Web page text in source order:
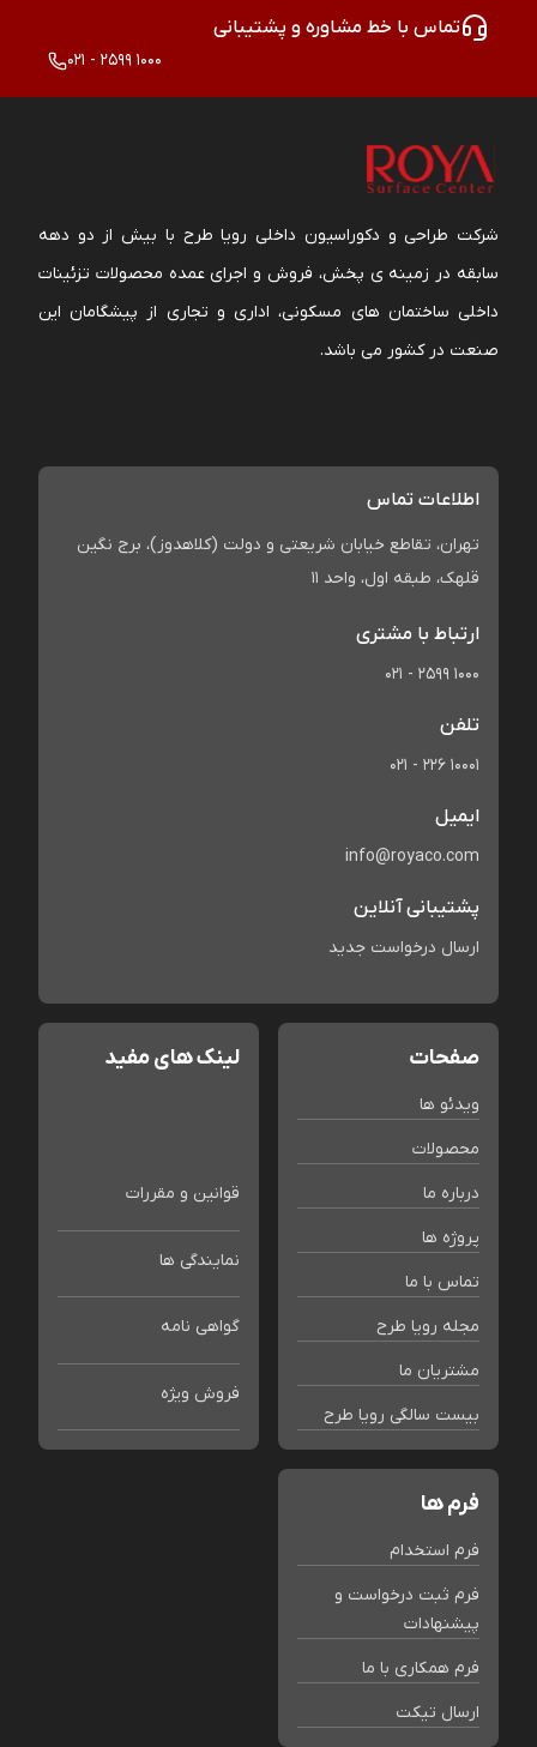
تماس با خط مشاوره و پشتیبانی
021 - 2599 1000
شرکت طراحی و دکوراسیون داخلی رویا طرح با بیش از دو دهه
سابقه در زمینه ی پخش، فروش و اجرای عمده محصولات تزئینات
داخلی ساختمان های مسکونی، اداری و تجاری از پیشگامان این
صنعت در کشور می باشد.
اطلاعات تماس
تهران، تقاطع خیابان شریعتی و دولت (کلاهدوز)، برج نگین
قلهک، طبقه اول، واحد 11
ارتباط با مشتری
021 - 2599 1000
تلفن
021 - 226 10001
ایمیل
info@royaco.com
پشتیبانی آنلاین
ارسال درخواست جدید
صفحات
ویدئو ها
محصولات
درباره ما
پروژه ها
تماس با ما
مجله رویا طرح
مشتریان ما
بیست سالگی رویا طرح
لینک های مفید
قوانین و مقررات
نمایندگی ها
گواهی نامه
فروش ویژه
فرم ها
فرم استخدام
فرم ثبت درخواست و
پیشنهادات
فرم همکاری با ما
ارسال تیکت